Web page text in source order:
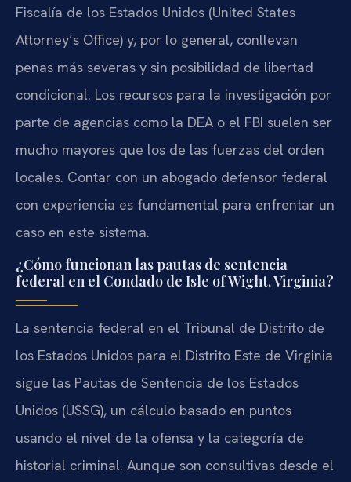
Fiscalía de los Estados Unidos (United States
Attorney’s Office) y, por lo general, conllevan
penas más severas y sin posibilidad de libertad
condicional. Los recursos para la investigación por
parte de agencias como la DEA o el FBI suelen ser
mucho mayores que los de las fuerzas del orden
locales. Contar con un abogado defensor federal
con experiencia es fundamental para enfrentar un
caso en este sistema.
¿Cómo funcionan las pautas de sentencia
federal en el Condado de Isle of Wight, Virginia?
La sentencia federal en el Tribunal de Distrito de
los Estados Unidos para el Distrito Este de Virginia
sigue las Pautas de Sentencia de los Estados
Unidos (USSG), un cálculo basado en puntos
usando el nivel de la ofensa y la categoría de
historial criminal. Aunque son consultivas desde el